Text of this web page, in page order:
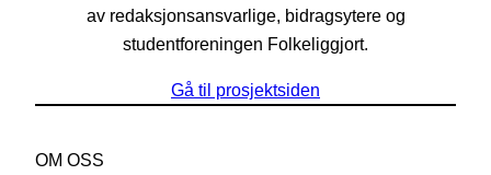
av redaksjonsansvarlige, bidragsytere og
studentforeningen Folkeliggjort.
Gå til prosjektsiden
OM OSS